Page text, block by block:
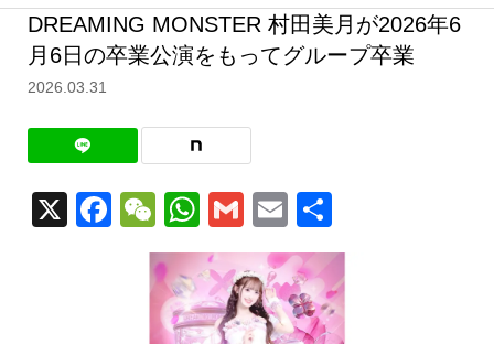
DREAMING MONSTER 村田美月が2026年6
月6日の卒業公演をもってグループ卒業
2026.03.31
X Facebook
WeChat
WhatsApp
GmailEmail
有